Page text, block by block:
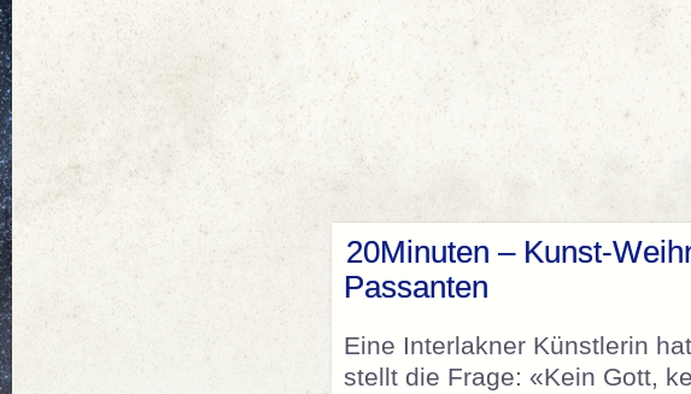
20Minuten – Kunst-
Passanten
Eine Interlakner Künstlerin
stellt die Frage: «Kein Gott,